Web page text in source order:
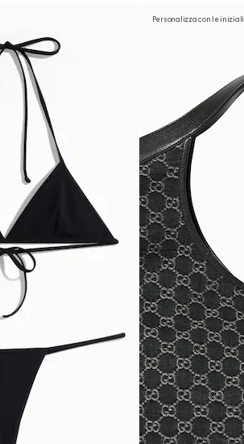
Personalizza con le iniziali